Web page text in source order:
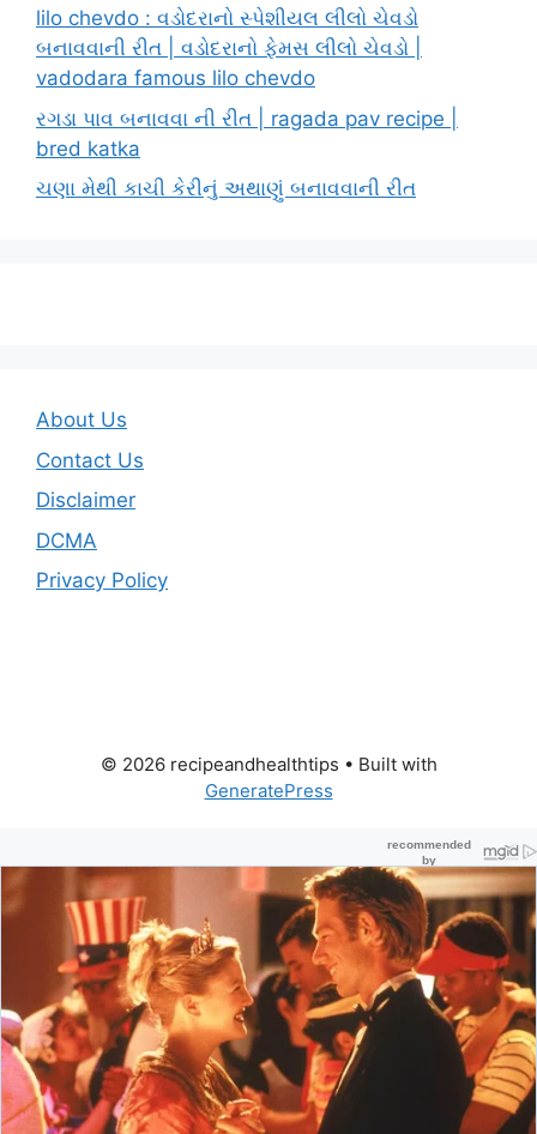
lilo chevdo : વડોદરાનો સ્પેશીયલ લીલો ચેવડો
બનાવવાની રીત | વડોદરાનો ફેમસ લીલો ચેવડો |
vadodara famous lilo chevdo
રગડા પાવ બનાવવા ની રીત | ragada pav recipe |
bred katka
ચણા મેથી કાચી કેરીનું અથાણું બનાવવાની રીત
About Us
Contact Us
Disclaimer
DCMA
Privacy Policy
© 2026 recipeandhealthtips • Built with
GeneratePress